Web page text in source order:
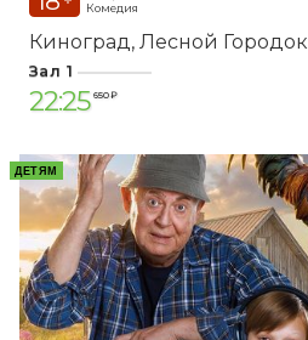
Комедия
Киноград Лесной Городок
Зал 1
22:25 650 ₽
ДЕТЯМ